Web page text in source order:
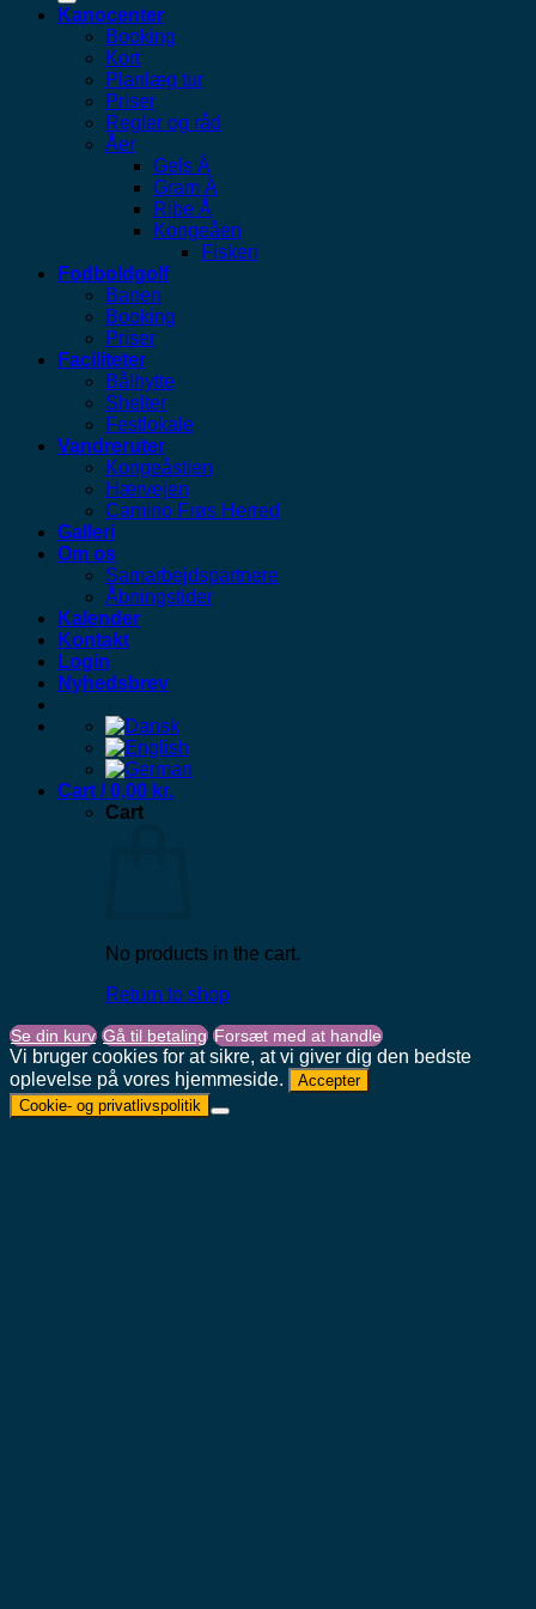
Kanocenter
Booking
Kort
Planlæg tur
Priser
Regler og råd
Åer
Gels Å
Gram Å
Ribe Å
Kongeåen
Fiskeri
Fodboldgolf
Banen
Booking
Priser
Faciliteter
Bålhytte
Shelter
Festlokale
Vandreruter
Kongeåstien
Hærvejen
Camino Frøs Herred
Galleri
Om os
Samarbejdspartnere
Åbningstider
Kalender
Kontakt
Login
Nyhedsbrev
Cart /0,00 kr.
Cart
No products in the cart.
Return to shop
Se din kurv Gå til betaling Forsæt med at handle
Vi bruger cookies for at sikre, at vi giver dig den bedste
oplevelse på vores hjemmeside.
Accepter
Cookie- og privatlivspolitik